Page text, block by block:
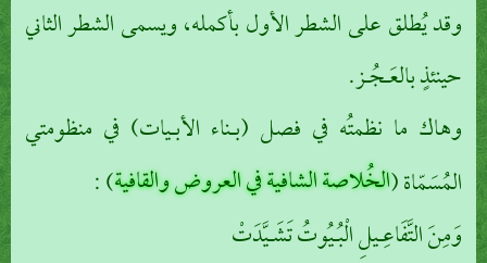
وقد يُطلق على الشطر الأول بأكمله، ويسمى الشطر الثاني
حينئذٍ بالعَـجُـز.
وهاك ما نظمتُه في فصل (بـناء الأبـيات) في منظومتي
المُسَمّاة (الخُلاصة الشافية في العروض والقافية) :
وَمِنَ التَّفَاعِـيلِ الْبُـيُوتُ تَشَـيَّدَتْ